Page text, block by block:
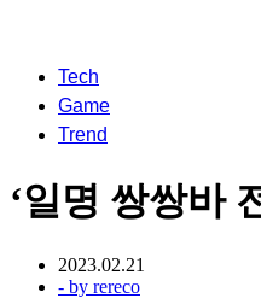
Tech
Game
Trend
‘일명 쌍쌍바
2023.02.21
- by rereco